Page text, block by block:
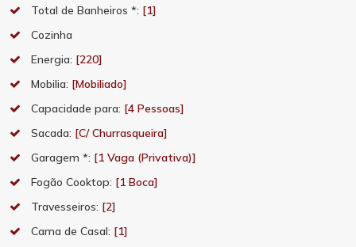
Total de Banheiros *: [1]
Cozinha
Energia: [220]
Mobilia: [Mobiliado]
Capacidade para: [4 Pessoas]
Sacada: [C/ Churrasqueira]
Garagem *: [1 Vaga (Privativa)]
Fogão Cooktop: [1 Boca]
Travesseiros: [2]
Cama de Casal: [1]